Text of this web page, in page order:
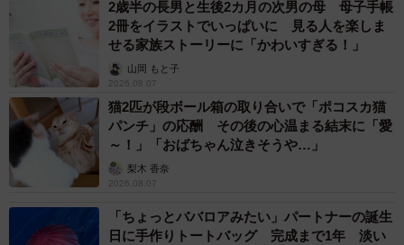
2歳半の長男と生後2カ月の次男の母 母子手帳
2冊をイラストでいっぱいに 見る人を楽しま
せる家族ストーリーに「かわいすぎる！」
山岡 もと子
2026.08.07
猫2匹が段ボール箱の取り合いで「ポコスカ猫
パンチ」の応酬 その後の心温まる結末に「愛
～！」「おばちゃん泣きそうや…」
梨木 香奈
2026.08.07
「ちょっとババロアみたい」パートナーの誕生
日に手作りトートバッグ 完成まで1年 淡い